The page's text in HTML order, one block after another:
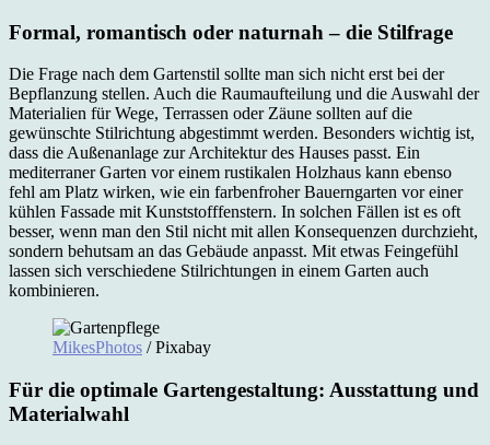
Formal, romantisch oder naturnah – die Stilfrage
Die Frage nach dem Gartenstil sollte man sich nicht erst bei der
Bepflanzung stellen. Auch die Raumaufteilung und die Auswahl der
Materialien für Wege, Terrassen oder Zäune sollten auf die
gewünschte Stilrichtung abgestimmt werden. Besonders wichtig ist,
dass die Außenanlage zur Architektur des Hauses passt. Ein
mediterraner Garten vor einem rustikalen Holzhaus kann ebenso
fehl am Platz wirken, wie ein farbenfroher Bauerngarten vor einer
kühlen Fassade mit Kunststofffenstern. In solchen Fällen ist es oft
besser, wenn man den Stil nicht mit allen Konsequenzen durchzieht,
sondern behutsam an das Gebäude anpasst. Mit etwas Feingefühl
lassen sich verschiedene Stilrichtungen in einem Garten auch
kombinieren.
MikesPhotos / Pixabay
Für die optimale Gartengestaltung: Ausstattung und
Materialwahl